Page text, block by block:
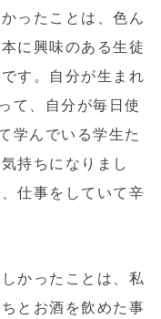
ったことは、色ん
に興味のある生徒
す。自分が生まれ
て、自分が毎日使
学んでいる学生た
持ちになりまし
仕事をしていて辛
かったことは、私
とお酒を飲めた事